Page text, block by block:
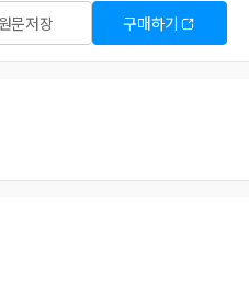
원문저장 구매하기